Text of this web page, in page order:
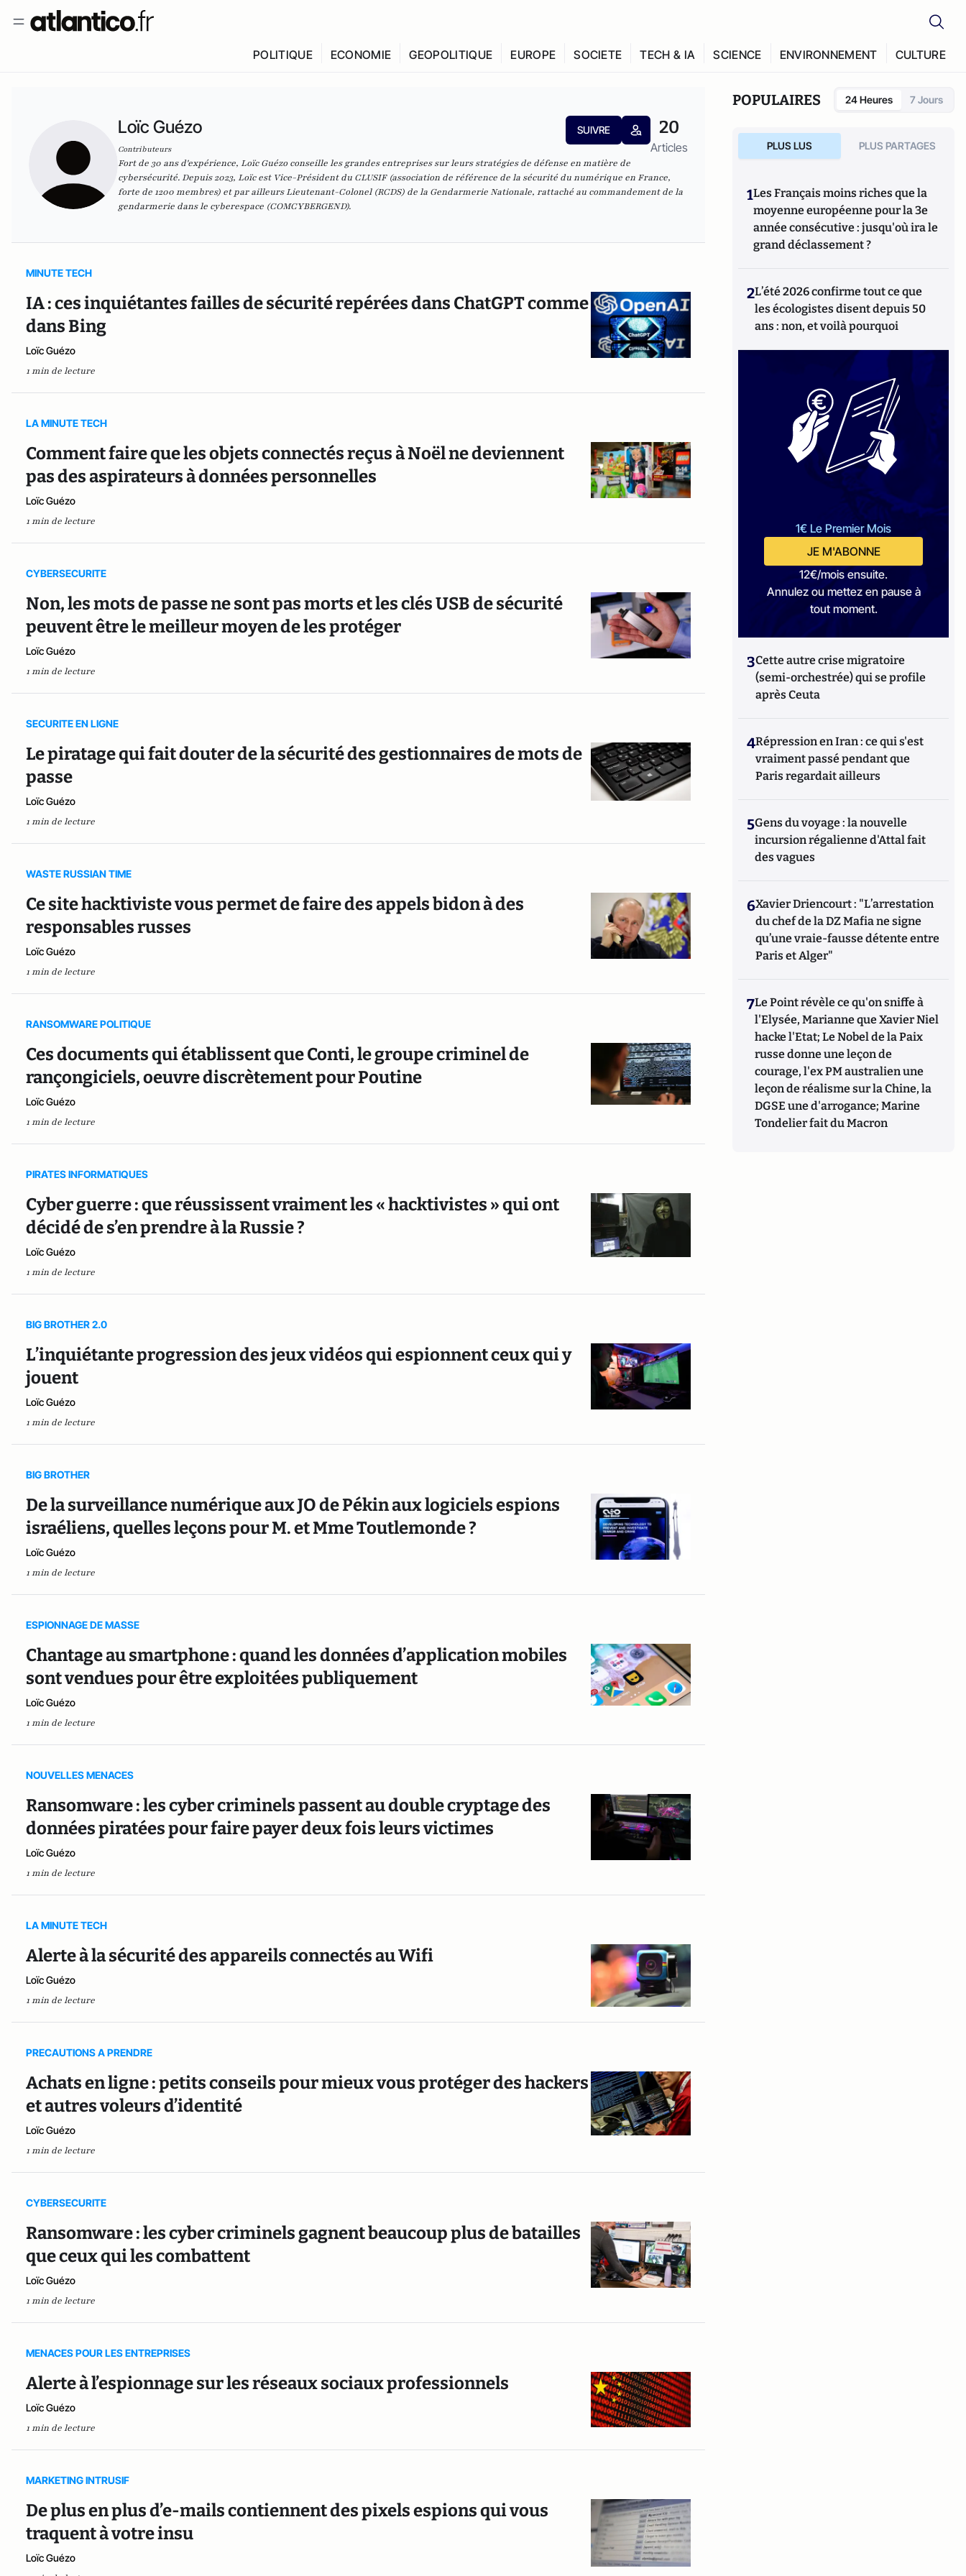
POLITIQUE ECONOMIE GEOPOLITIQUE EUROPE SOCIETE TECH & IA SCIENCE ENVIRONNEMENT CULTURE
Loïc Guézo
Contributeurs
SUIVRE 20
Articles
Fort de 30 ans d'expérience, Loïc Guézo conseille les grandes entreprises sur leurs stratégies de défense en matière de
cybersécurité. Depuis 2023, Loïc est Vice-Président du CLUSIF (association de référence de la sécurité du numérique en France,
forte de 1200 membres) et par ailleurs Lieutenant-Colonel (RCDS) de la Gendarmerie Nationale, rattaché au commandement de la
gendarmerie dans le cyberespace (COMCYBERGEND).
MINUTE TECH
IA : ces inquiétantes failles de sécurité repérées dans ChatGPT comme
dans Bing
Loïc Guézo
1 min de lecture
LA MINUTE TECH
Comment faire que les objets connectés reçus à Noël ne deviennent
pas des aspirateurs à données personnelles
Loïc Guézo
1 min de lecture
CYBERSECURITE
Non, les mots de passe ne sont pas morts et les clés USB de sécurité
peuvent être le meilleur moyen de les protéger
Loïc Guézo
1 min de lecture
SECURITE EN LIGNE
Le piratage qui fait douter de la sécurité des gestionnaires de mots de
passe
Loïc Guézo
1 min de lecture
WASTE RUSSIAN TIME
Ce site hacktiviste vous permet de faire des appels bidon à des
responsables russes
Loïc Guézo
1 min de lecture
RANSOMWARE POLITIQUE
Ces documents qui établissent que Conti, le groupe criminel de
rançongiciels, oeuvre discrètement pour Poutine
Loïc Guézo
1 min de lecture
PIRATES INFORMATIQUES
Cyber guerre : que réussissent vraiment les « hacktivistes » qui ont
décidé de s’en prendre à la Russie ?
Loïc Guézo
1 min de lecture
BIG BROTHER 2.0
L’inquiétante progression des jeux vidéos qui espionnent ceux qui y
jouent
Loïc Guézo
1 min de lecture
BIG BROTHER
De la surveillance numérique aux JO de Pékin aux logiciels espions
israéliens, quelles leçons pour M. et Mme Toutlemonde ?
Loïc Guézo
1 min de lecture
ESPIONNAGE DE MASSE
Chantage au smartphone : quand les données d’application mobiles
sont vendues pour être exploitées publiquement
Loïc Guézo
1 min de lecture
NOUVELLES MENACES
Ransomware : les cyber criminels passent au double cryptage des
données piratées pour faire payer deux fois leurs victimes
Loïc Guézo
1 min de lecture
LA MINUTE TECH
Alerte à la sécurité des appareils connectés au Wifi
Loïc Guézo
1 min de lecture
PRECAUTIONS A PRENDRE
Achats en ligne : petits conseils pour mieux vous protéger des hackers
et autres voleurs d’identité
Loïc Guézo
1 min de lecture
CYBERSECURITE
Ransomware : les cyber criminels gagnent beaucoup plus de batailles
que ceux qui les combattent
Loïc Guézo
1 min de lecture
MENACES POUR LES ENTREPRISES
Alerte à l’espionnage sur les réseaux sociaux professionnels
Loïc Guézo
1 min de lecture
MARKETING INTRUSIF
De plus en plus d’e-mails contiennent des pixels espions qui vous
traquent à votre insu
Loïc Guézo
POPULAIRES 24 Heures 7 Jours
PLUS LUS PLUS PARTAGES
1Les Français moins riches que la
moyenne européenne pour la 3e
année consécutive : jusqu'où ira le
grand déclassement ?
2L’été 2026 confirme tout ce que
les écologistes disent depuis 50
ans : non, et voilà pourquoi
1€ Le Premier Mois
JE M'ABONNE
12€/mois ensuite.
Annulez ou mettez en pause à
tout moment.
3Cette autre crise migratoire
(semi-orchestrée) qui se profile
après Ceuta
4Répression en Iran : ce qui s'est
vraiment passé pendant que
Paris regardait ailleurs
5Gens du voyage : la nouvelle
incursion régalienne d'Attal fait
des vagues
6Xavier Driencourt : "L’arrestation
du chef de la DZ Mafia ne signe
qu’une vraie-fausse détente entre
Paris et Alger"
7Le Point révèle ce qu'on sniffe à
l'Elysée, Marianne que Xavier Niel
hacke l'Etat; Le Nobel de la Paix
russe donne une leçon de
courage, l'ex PM australien une
leçon de réalisme sur la Chine, la
DGSE une d'arrogance; Marine
Tondelier fait du Macron